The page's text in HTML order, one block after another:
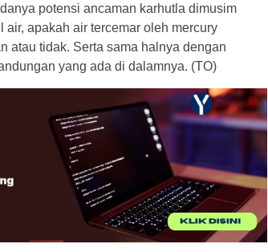
potensi ancaman karhutla dimusim
apakah air tercemar oleh mercury
atau tidak. Serta sama halnya dengan
yang ada di dalamnya. (TO)